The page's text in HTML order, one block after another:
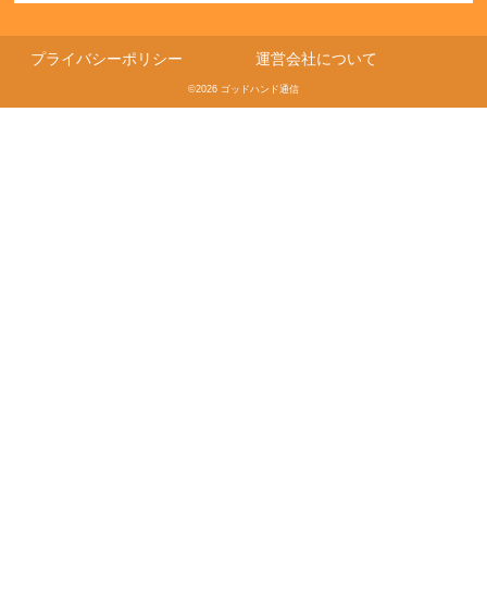
プライバシーポリシー 運営会社について
©2026 ゴッドハンド通信